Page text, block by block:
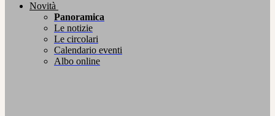
Novità
Panoramica
Le notizie
Le circolari
Calendario eventi
Albo online